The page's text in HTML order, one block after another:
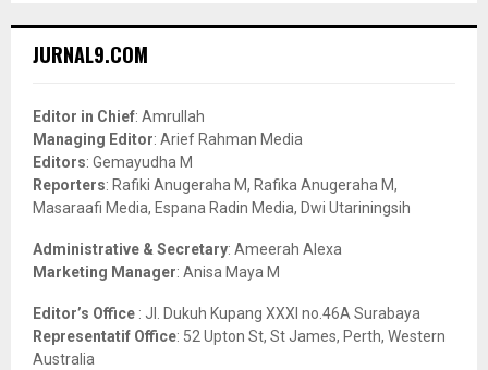
h
o
r
:
JURNAL9.COM
Editor in Chief: Amrullah
Managing Editor: Arief Rahman Media
Editors: Gemayudha M
Reporters: Rafiki Anugeraha M, Rafika Anugeraha M,
Masaraafi Media, Espana Radin Media, Dwi Utariningsih
Administrative & Secretary: Ameerah Alexa
Marketing Manager: Anisa Maya M
Editor’s Office : Jl. Dukuh Kupang XXXI no.46A Surabaya
Representatif Office: 52 Upton St, St James, Perth, Western
Australia